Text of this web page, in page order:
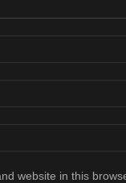
website in this